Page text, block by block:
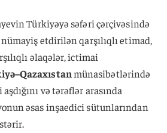
Türkiyəyə səfəri çərçivəsində
etdirilən qarşılıqlı etimad,
əlaqələr, ictimai
münasibətlərində
və tərəflər arasında
əsas inşaedici sütunlarından